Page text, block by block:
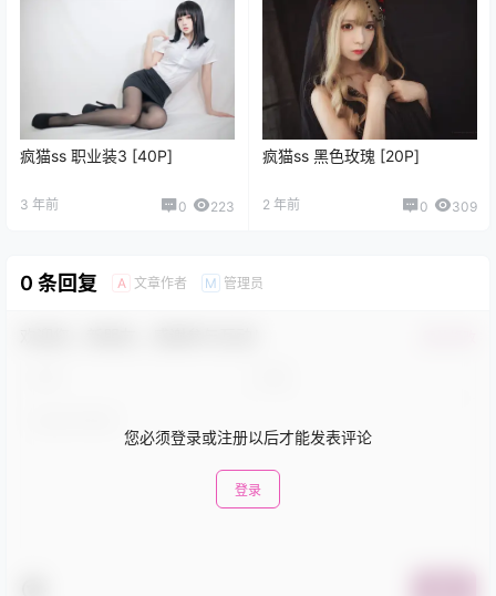
疯猫ss 职业装3 [40P]
3 年前 0 223
疯猫ss 黑色玫瑰 [20P]
2 年前 0 309
0 条回复 A 文章作者 M 管理员
您必须登录或注册以后才能发表评论
登录